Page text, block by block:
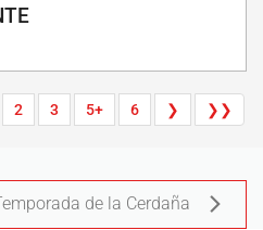
2 3 5+ 6 ❯ ❯❯
de la Cerdaña